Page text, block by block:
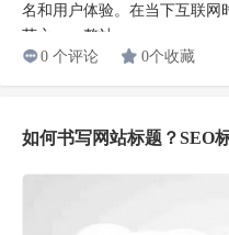
名和用户体验。在当下互联网
艺之一。整站...
0 个评论
0个收藏
如何书写网站标题？SEO